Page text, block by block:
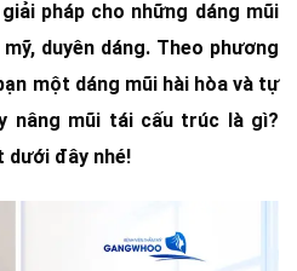
pháp cho những dáng mũi
duyên dáng. Theo phương
một dáng mũi hài hòa và tự
nâng mũi tái cấu trúc là gì?
dưới đây nhé!